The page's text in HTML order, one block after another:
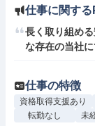
仕事に関する
長く取り組め
な存在の当社
仕事の特徴
資格取得支援あり
転勤なし
未